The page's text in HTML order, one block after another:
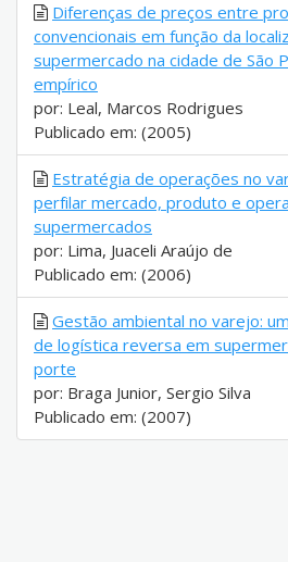
Diferenças de preços entre
convencionais em função da
supermercado na cidade de São
empírico
por: Leal, Marcos Rodrigues
Publicado em: (2005)
Estratégia de operações no
perfilar mercado, produto e
supermercados
por: Lima, Juaceli Araújo de
Publicado em: (2006)
Gestão ambiental no varejo:
de logística reversa em
porte
por: Braga Junior, Sergio Silva
Publicado em: (2007)